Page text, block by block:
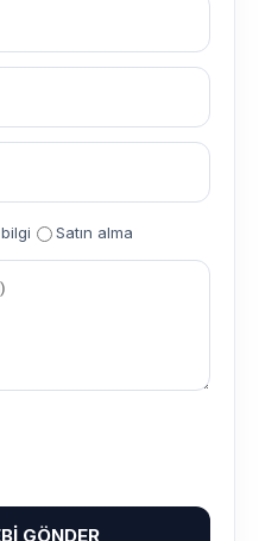
Satın alma
GÖNDER